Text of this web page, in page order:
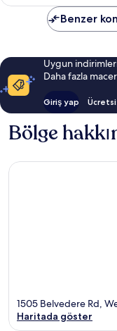
Benzer
Uygun
Daha fazla
Giriş yap
Bölge
1505 Belvedere Rd,
Haritada göster